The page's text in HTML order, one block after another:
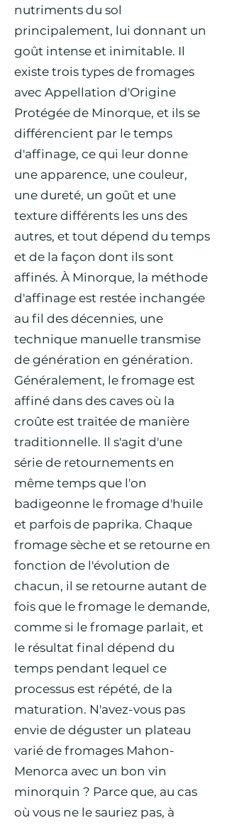
nutriments du sol
principalement, lui donnant un
goût intense et inimitable. Il
existe trois types de fromages
avec Appellation d'Origine
Protégée de Minorque, et ils se
différencient par le temps
d'affinage, ce qui leur donne
une apparence, une couleur,
une dureté, un goût et une
texture différents les uns des
autres, et tout dépend du temps
et de la façon dont ils sont
affinés. À Minorque, la méthode
d'affinage est restée inchangée
au fil des décennies, une
technique manuelle transmise
de génération en génération.
Généralement, le fromage est
affiné dans des caves où la
croûte est traitée de manière
traditionnelle. Il s'agit d'une
série de retournements en
même temps que l'on
badigeonne le fromage d'huile
et parfois de paprika. Chaque
fromage sèche et se retourne en
fonction de l'évolution de
chacun, il se retourne autant de
fois que le fromage le demande,
comme si le fromage parlait, et
le résultat final dépend du
temps pendant lequel ce
processus est répété, de la
maturation. N'avez-vous pas
envie de déguster un plateau
varié de fromages Mahon-
Menorca avec un bon vin
minorquin ? Parce que, au cas
où vous ne le sauriez pas, à